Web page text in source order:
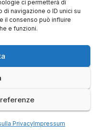
ci permetterà di
navigazione o ID unici su
il consenso può influire
e funzioni.
PrivacyImpressum
il 5 per mille).
e contributi donati
nel 2016. Modifica